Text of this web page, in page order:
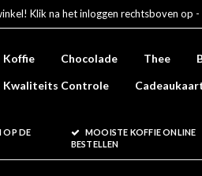
Klik na het inloggen rechtsboven op
Koffie Chocolade Thee
Kwaliteits Controle
OP DE
MOOISTE KOFFIE ONLINE
BESTELLEN